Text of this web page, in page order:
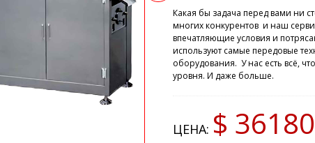
Какая бы задача перед вами ни
многих конкурентов и наш
впечатляющие условия и
используют самые передовые
оборудования. У нас есть всё,
уровня. И даже больше.
ЦЕНА: $ 36180